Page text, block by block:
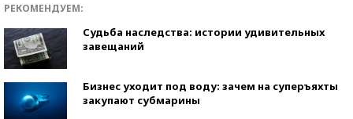
РЕКОМЕНДУЕМ:
Судьба наследства: истории удивительных
завещаний
Бизнес уходит под воду: зачем на суперъяхты
закупают субмарины